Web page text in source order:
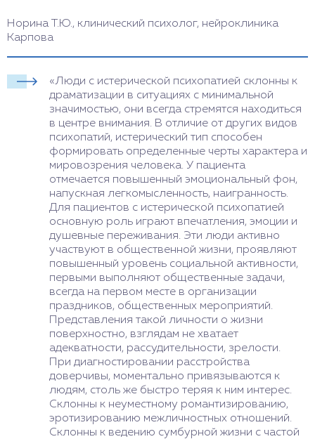
Норина Т.Ю., клинический психолог, нейроклиника
Карпова
«Люди с истерической психопатией склонны к
драматизации в ситуациях с минимальной
значимостью, они всегда стремятся находиться
в центре внимания. В отличие от других видов
психопатий, истерический тип способен
формировать определенные черты характера и
мировозрения человека. У пациента
отмечается повышенный эмоциональный фон,
напускная легкомысленность, наигранность.
Для пациентов с истерической психопатией
основную роль играют впечатления, эмоции и
душевные переживания. Эти люди активно
участвуют в общественной жизни, проявляют
повышенный уровень социальной активности,
первыми выполняют общественные задачи,
всегда на первом месте в организации
праздников, общественных мероприятий.
Представления такой личности о жизни
поверхностно, взглядам не хватает
адекватности, рассудительности, зрелости.
При диагностировании расстройства
доверчивы, моментально привязываются к
людям, столь же быстро теряя к ним интерес.
Склонны к неуместному романтизированию,
эротизированию межличностных отношений.
Склонны к ведению сумбурной жизни с частой